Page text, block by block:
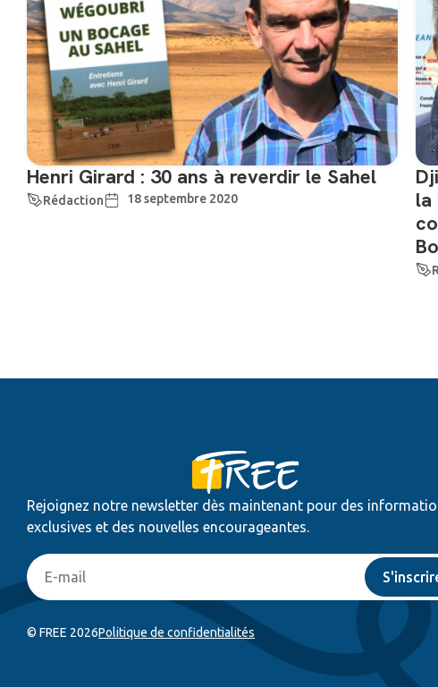
Henri Girard : 30 ans à reverdir le Sahel
Rédaction 18 septembre 2020
la
Rejoignez notre newsletter dès maintenant pour des
exclusives et des nouvelles encourageantes.
© FREE 2026Politique de confidentialités